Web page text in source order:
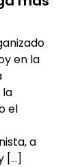
en la
la
el
a
[…]